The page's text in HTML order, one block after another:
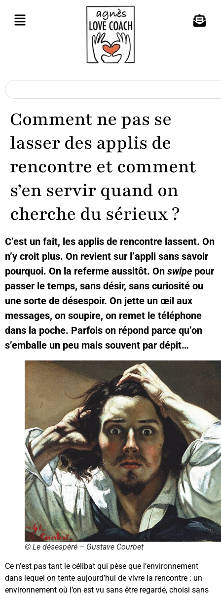
Comment ne pas se
lasser des applis de
rencontre et comment
s’en servir quand on
cherche du sérieux ?
C’est un fait, les applis de rencontre lassent. On
n’y croit plus. On revient sur l’appli sans savoir
pourquoi. On la referme aussitôt. On swipe pour
passer le temps, sans désir, sans curiosité ou
une sorte de désespoir. On jette un œil aux
messages, on soupire, on remet le téléphone
dans la poche. Parfois on répond parce qu’on
s’emballe un peu mais souvent par dépit…
© Le désespéré – Gustave Courbet
Ce n’est pas tant le célibat qui pèse que l’environnement
dans lequel on tente aujourd’hui de vivre la rencontre : un
environnement où l’on est vu sans être regardé, choisi sans